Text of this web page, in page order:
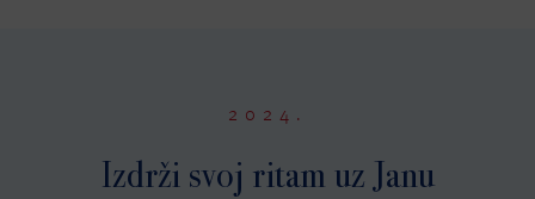
2024.
Izdrži svoj ritam uz Janu